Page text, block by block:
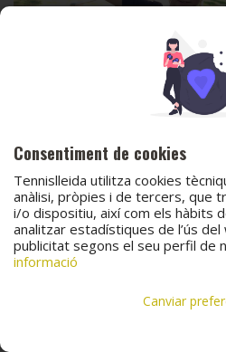
Consentiment de cookies
Tennislleida utilitza cookies
anàlisi, pròpies i de tercers, que
i/o dispositiu, així com els hàbits
analitzar estadístiques de l’ús
publicitat segons el seu perfil de
informació
Canviar